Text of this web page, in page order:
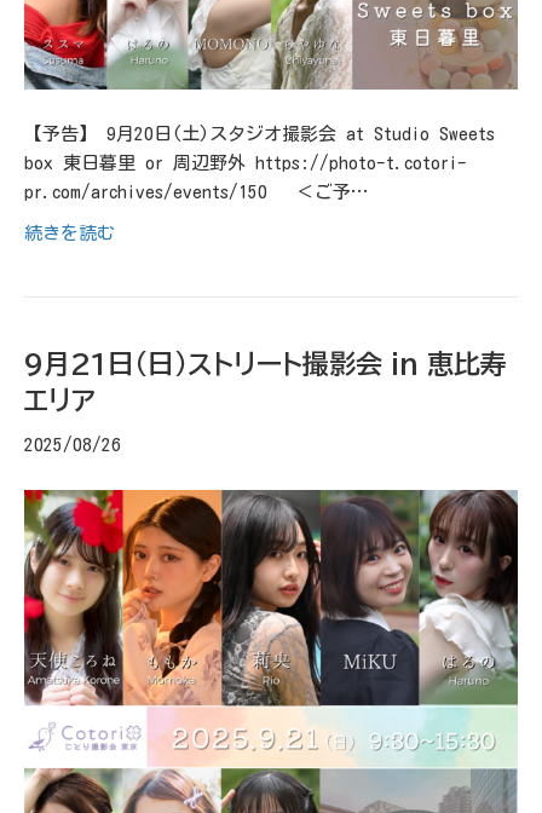
【予告】 9月20日(土)スタジオ撮影会 at Studio Sweets
box 東日暮里 or 周辺野外 https://photo-t.cotori-
pr.com/archives/events/150 ＜ご予…
続きを読む
9月21日(日)ストリート撮影会 in 恵比寿
エリア
2025/08/26